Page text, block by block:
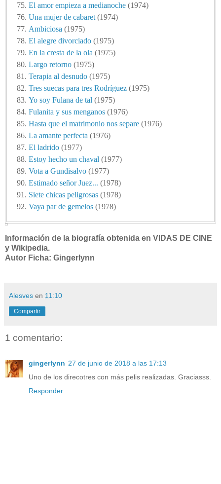
El amor empieza a medianoche (1974)
Una mujer de cabaret (1974)
Ambiciosa (1975)
El alegre divorciado (1975)
En la cresta de la ola (1975)
Largo retorno (1975)
Terapia al desnudo (1975)
Tres suecas para tres Rodríguez (1975)
Yo soy Fulana de tal (1975)
Fulanita y sus menganos (1976)
Hasta que el matrimonio nos separe (1976)
La amante perfecta (1976)
El ladrido (1977)
Estoy hecho un chaval (1977)
Vota a Gundisalvo (1977)
Estimado señor Juez... (1978)
Siete chicas peligrosas (1978)
Vaya par de gemelos (1978)
Información de la biografía obtenida en VIDAS DE CINE
y Wikipedia.
Autor Ficha: Gingerlynn
Alesves en 11:10
Compartir
1 comentario:
gingerlynn 27 de junio de 2018 a las 17:13
Uno de los direcotres con más pelis realizadas. Graciasss.
Responder